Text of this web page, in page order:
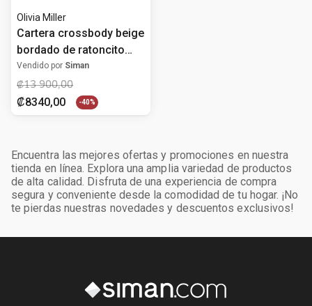
Olivia Miller
Cartera crossbody beige
bordado de ratoncito
para niña
Vendido por Siman
₡13 900,00
₡8340,00 -40%
Encuentra las mejores ofertas y promociones en nuestra
tienda en línea. Explora una amplia variedad de productos
de alta calidad. Disfruta de una experiencia de compra
segura y conveniente desde la comodidad de tu hogar. ¡No
te pierdas nuestras novedades y descuentos exclusivos!